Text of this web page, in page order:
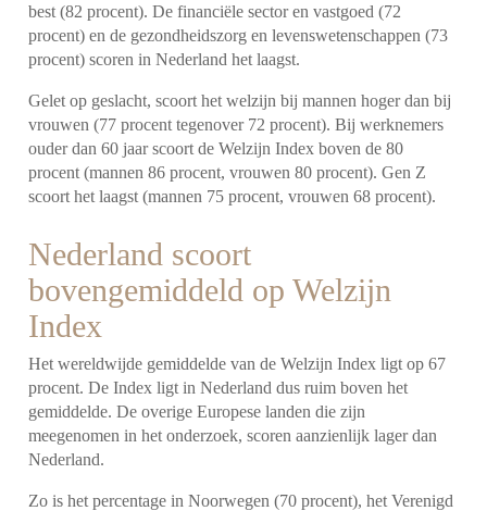
best (82 procent). De financiële sector en vastgoed (72
procent) en de gezondheidszorg en levenswetenschappen (73
procent) scoren in Nederland het laagst.
Gelet op geslacht, scoort het welzijn bij mannen hoger dan bij
vrouwen (77 procent tegenover 72 procent). Bij werknemers
ouder dan 60 jaar scoort de Welzijn Index boven de 80
procent (mannen 86 procent, vrouwen 80 procent). Gen Z
scoort het laagst (mannen 75 procent, vrouwen 68 procent).
Nederland scoort
bovengemiddeld op Welzijn
Index
Het wereldwijde gemiddelde van de Welzijn Index ligt op 67
procent. De Index ligt in Nederland dus ruim boven het
gemiddelde. De overige Europese landen die zijn
meegenomen in het onderzoek, scoren aanzienlijk lager dan
Nederland.
Zo is het percentage in Noorwegen (70 procent), het Verenigd